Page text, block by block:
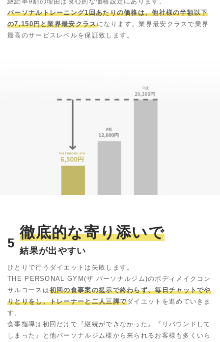
パーソナルトレーニング1回あたりの価格は、他社様の半額以下
の7,150円と業界最安クラスになります。業界最安クラスで業界
最高のサービスレベルを保証致します。
5
徹底的な寄り添いで
結果が出やすい
ひとりで行うダイエットは失敗します。
THE PERSONAL GYM(ザ パーソナルジム)のボディメイクコン
サルコースは初回の食事案の提示で終わらず、毎日チャットでや
りとりをし、トレーナーと二人三脚でダイエットを進めていきま
す。
食事指導は初回だけで『継続ができなかった』『リバウンドして
しまった』と他パーソナルジム様から来られるお客様も多くいら